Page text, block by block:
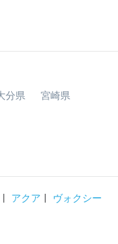
分県 宮崎県
アクア ヴォクシー